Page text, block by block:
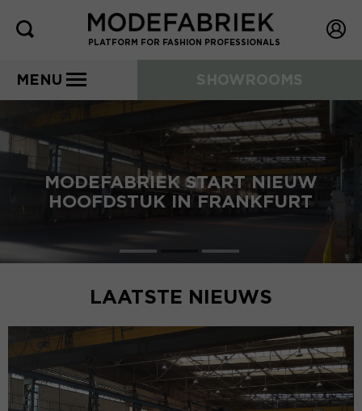
PLATFORM FOR FASHION PROFESSIONALS
MENU SHOWROOMS
MODEFABRIEK START NIEUW
HOOFDSTUK IN FRANKFURT
LAATSTE NIEUWS